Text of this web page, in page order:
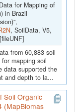
for Mapping of
in Brazil
, SoilData, V5,
from 60,883 soil
mapping soil
data supported the
and depth to la...
Soil Organic
(MapBiomas